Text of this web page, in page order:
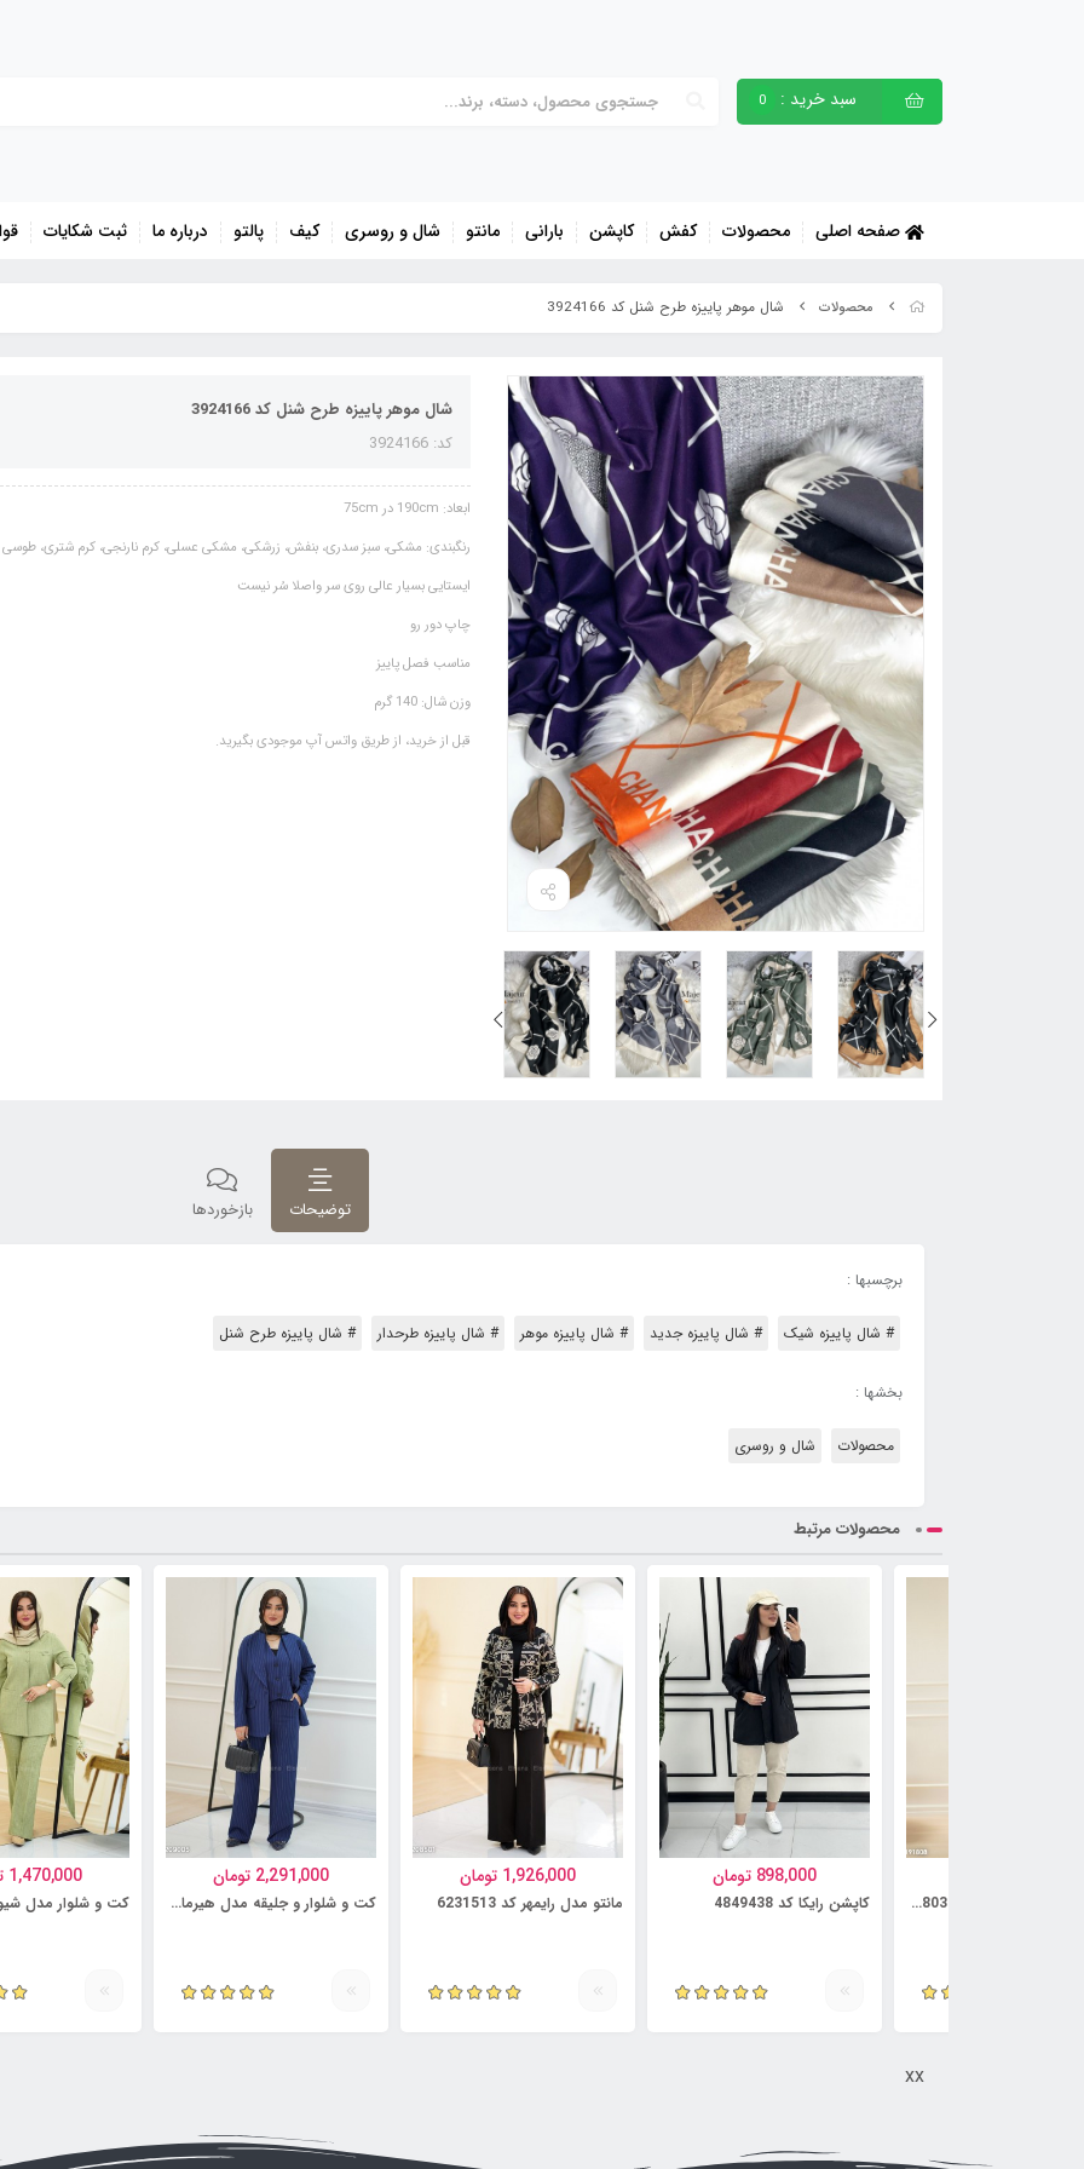
سبد خرید : 0
صفحه اصلی محصولات کفش کاپشن بارانی مانتو شال و روسری کیف پالتو درباره ما ثبت شکایات
محصولات شال موهر پاییزه طرح شنل کد 3924166
شال موهر پاییزه طرح شنل کد 3924166
کد: 3924166
ابعاد: 190cm در 75cm
رنگبندی: مشکی، سبز سدری، بنفش، زرشکی، مشکی عسلی، کرم نارنجی، کرم شتری، طوسی
ایستایی بسیار عالی روی سر و‌اصلا سُر نیست
چاپ دور رو
مناسب فصل پاییز
وزن شال: 140 گرم
قبل از خرید، از طریق واتس آپ موجودی بگیرید.
توضیحات بازخوردها
برچسبها :
# شال پاییزه شیک # شال پاییزه جدید # شال پاییزه موهر # شال پاییزه طرحدار # شال پاییزه طرح شنل
بخشها :
محصولات شال و روسری
محصولات مرتبط
کت و دامن مدل آنوشه کد 5814803
898,000 تومان
کاپشن رایکا کد 4849438
1,926,000 تومان
مانتو مدل رایمهر کد 6231513
2,291,000 تومان
کت و شلوار و جلیقه مدل هیرمان کد 6231499
1,470,000
xx